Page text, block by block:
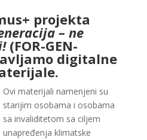
projekta
– ne
(FOR-GEN-
digitalne
Ovi materijali namenjeni su
starijim osobama i osobama
sa invaliditetom sa ciljem
unapređenja klimatske